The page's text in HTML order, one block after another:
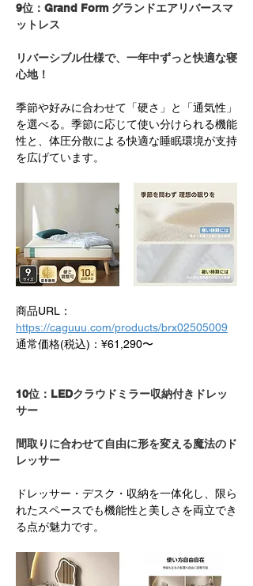
9位：Grand Form グランドエアリバースマ
ットレス
リバーシブル仕様で、一年中ずっと快適な寝
心地！
季節や好みに合わせて「硬さ」と「通気性」
を選べる。季節に応じて使い分けられる機能
性と、体圧分散による快適な睡眠環境が支持
を広げています。
商品URL：
https://caguuu.com/products/brx02505009
通常価格(税込)：¥61,290〜
10位：LEDクラウドミラー収納付きドレッ
サー
間取りに合わせて自由に形を変える魔法のド
レッサー
ドレッサー・デスク・収納を一体化し、限ら
れたスペースでも機能性と美しさを両立でき
る点が魅力です。